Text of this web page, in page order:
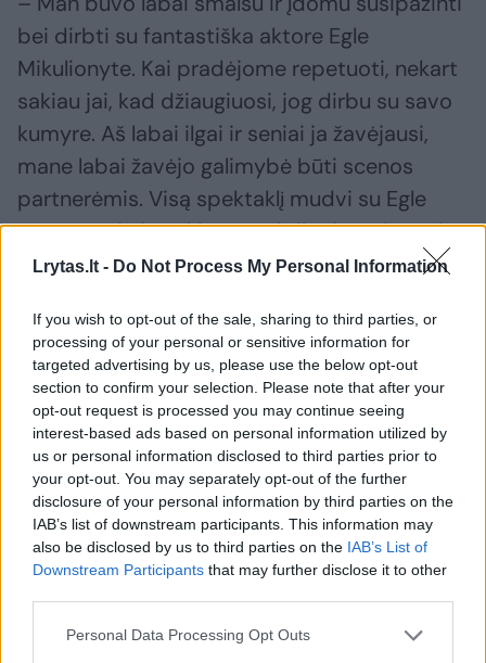
Lrytas.lt - Do Not Process My Personal Information
If you wish to opt-out of the sale, sharing to third parties, or
processing of your personal or sensitive information for
targeted advertising by us, please use the below opt-out
section to confirm your selection. Please note that after your
opt-out request is processed you may continue seeing
interest-based ads based on personal information utilized by
us or personal information disclosed to third parties prior to
your opt-out. You may separately opt-out of the further
disclosure of your personal information by third parties on the
IAB’s list of downstream participants. This information may
also be disclosed by us to third parties on the IAB’s List of
Downstream Participants that may further disclose it to other
Personal Data Processing Opt Outs
bei dirbti su fantastiška aktore Egle
Mikulionyte. Kai pradėjome repetuoti, nekart
sakiau jai, kad džiaugiuosi, jog dirbu su savo
kumyre. Aš labai ilgai ir seniai ja žavėjausi,
mane labai žavėjo galimybė būti scenos
partnerėmis. Visą spektaklį mudvi su Egle
esame arti viena kitos. Tad tikrai turėjome ir
vis dar tebeturime bendrų juoko, kūrybos
be galo talentinga. Visada būna išbandymas
dirbti šalia žmogaus, kuriuo seniai žaviesi,
mat nori nenori idealizavimą turi pakeisti
realus santykis. Smagu, kad tiek repeticijų
eigoje, tiek ir dabar mums puikiai pavyksta
sutarti, dirbti kartu. Esu dėkinga spektaklio
režisierei Gabrielei Tuminaitei už tokią aktorių
atranką.
– Tu taip pat vedi improvizacijos ir